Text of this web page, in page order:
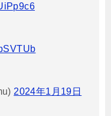
2024年1月19日